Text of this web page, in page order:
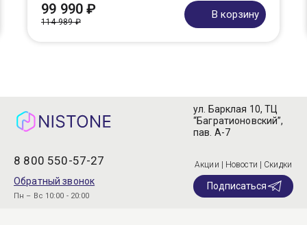
99 990 ₽
114 989 ₽
В корзину
8 800 550-57-27
Обратный звонок
Пн – Вс 10:00 - 20:00
ул. Барклая 10, ТЦ
“Багратионовский”,
пав. А-7
Акции | Новости | Скидки
Подписаться